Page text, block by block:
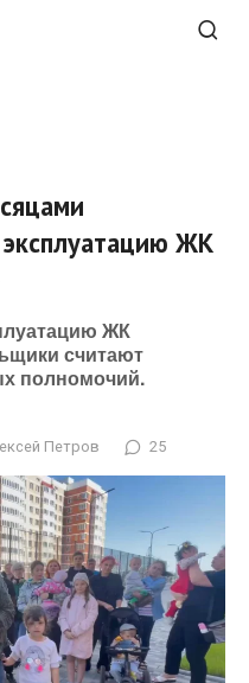
ЖК
ЖК
считают
полномочий.
Петров 25